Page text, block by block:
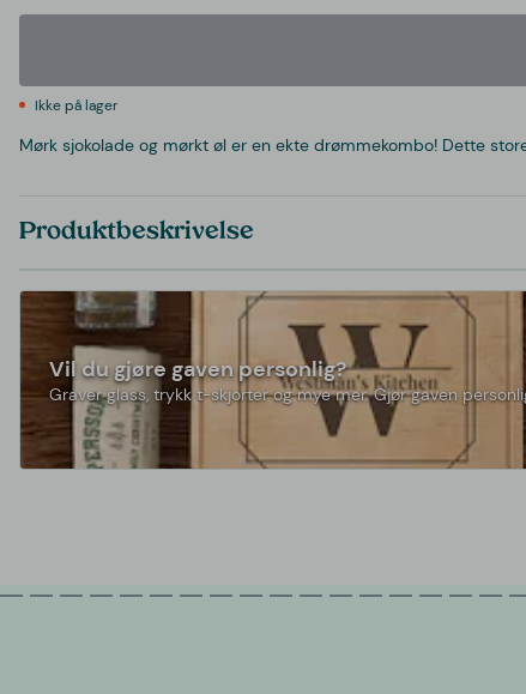
Ikke på lager
Mørk sjokolade og mørkt øl er en ekte drømmekombo! Dette
Produktbeskrivelse
Vil du gjøre gaven personlig?
Graver glass, trykk t-skjorter og mye mer. Gjør gaven